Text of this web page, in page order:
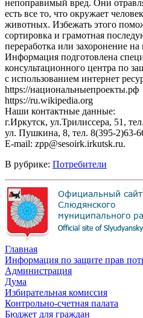
непоправимый вред. Они
есть все то, что окружает
животных. Избежать этого
сортировка и грамотная
переработка или захоронение на
Информация подготовлена
консультационного центра по
с использованием интернет
https://национальныепроекты.рф
https://ru.wikipedia.org
Наши контактные данные:
г.Иркутск, ул.Трилиссера, 51,
ул. Пушкина, 8, тел. 8(395-2)63-
E-mail: zpp@sesoirk.irkutsk.ru.
В рубрике: Потребители
Главная
Информация по защите прав
Администрация
Дума
Избирательная комиссия
Контрольно-счетная палата
Бюджет для граждан